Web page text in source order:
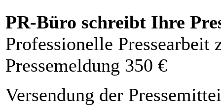
PR-Büro schreibt Ihre
Professionelle Pressearbeit
Pressemeldung 350 €
Versendung der